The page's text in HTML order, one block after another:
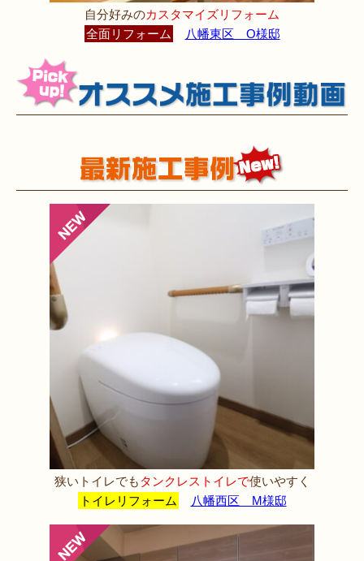
自分好みのカスタマイズリフォーム
全面リフォーム
八幡東区 O様邸
狭いトイレでも タンクレストイレで使いやすく
トイレリフォーム
八幡西区 M様邸